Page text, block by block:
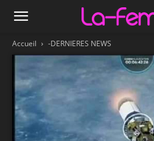
Accueil -DERNIERES NEWS